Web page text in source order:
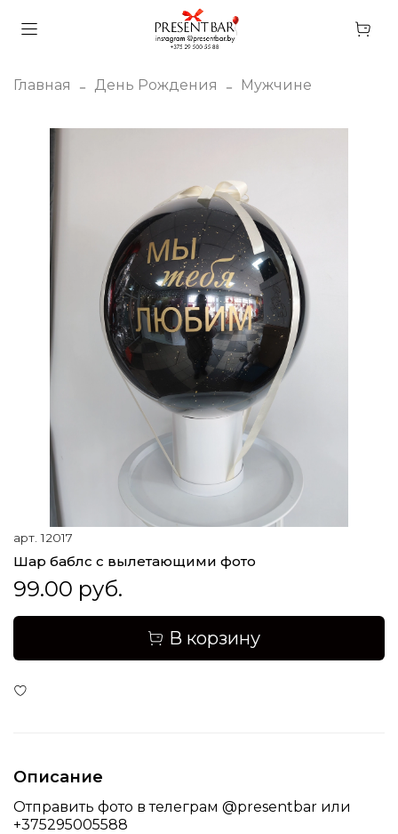
Главная День Рождения Мужчине
арт.12017
Шар баблс с вылетающими фото
99.00 руб.
В корзину
Описание
Отправить фото в телеграм @presentbar или
+375295005588